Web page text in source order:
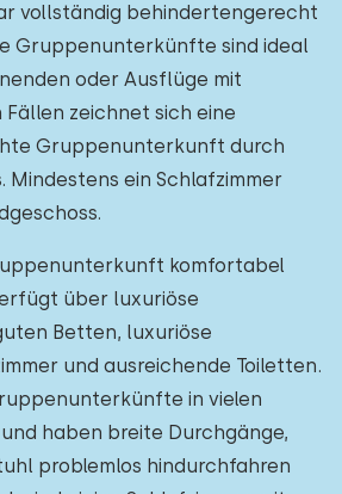
vollständig behindertengerecht
Gruppenunterkünfte sind ideal
oder Ausflüge mit
Fällen zeichnet sich eine
Gruppenunterkunft durch
Mindestens ein Schlafzimmer
komfortabel
über luxuriöse
Betten, luxuriöse
und ausreichende Toiletten.
in vielen
haben breite Durchgänge,
problemlos hindurchfahren